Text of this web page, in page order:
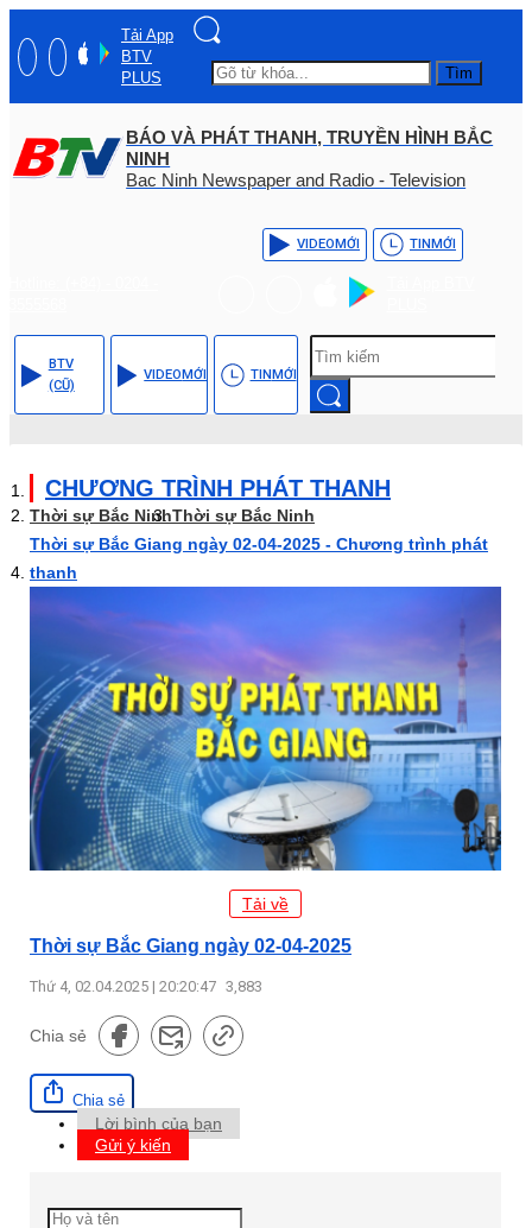
Tải App
BTV
PLUS
Tìm
BÁO VÀ PHÁT THANH, TRUYỀN HÌNH BẮC
NINH
Bac Ninh Newspaper and Radio - Television
VIDEOMỚI TINMỚI
BTV
(CŨ)
VIDEOMỚI TINMỚI
CHƯƠNG TRÌNH PHÁT THANH
Thời sự Bắc NinhThời sự Bắc Ninh
Thời sự Bắc Giang ngày 02-04-2025 - Chương trình phát
thanh
Tải về
Thời sự Bắc Giang ngày 02-04-2025
Thứ 4, 02.04.2025 | 20:20:47 3,883
Chia sẻ
Chia sẻ
Lời bình của bạn
Gửi ý kiến